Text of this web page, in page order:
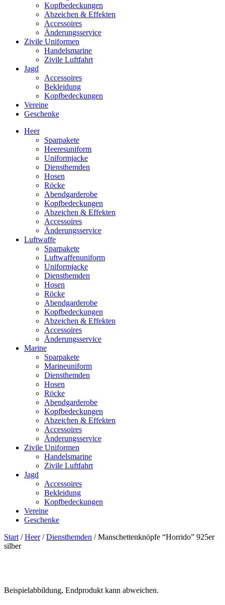
Kopfbedeckungen
Abzeichen & Effekten
Accessoires
Änderungsservice
Zivile Uniformen
Handelsmarine
Zivile Luftfahrt
Jagd
Accessoires
Bekleidung
Kopfbedeckungen
Vereine
Geschenke
Heer
Sparpakete
Heeresuniform
Uniformjacke
Diensthemden
Hosen
Röcke
Abendgarderobe
Kopfbedeckungen
Abzeichen & Effekten
Accessoires
Änderungsservice
Luftwaffe
Sparpakete
Luftwaffenuniform
Uniformjacke
Diensthemden
Hosen
Röcke
Abendgarderobe
Kopfbedeckungen
Abzeichen & Effekten
Accessoires
Änderungsservice
Marine
Sparpakete
Marineuniform
Diensthemden
Hosen
Röcke
Abendgarderobe
Kopfbedeckungen
Abzeichen & Effekten
Accessoires
Änderungsservice
Zivile Uniformen
Handelsmarine
Zivile Luftfahrt
Jagd
Accessoires
Bekleidung
Kopfbedeckungen
Vereine
Geschenke
Start /Heer/Diensthemden / Manschettenknöpfe “Horrido” 925er
silber
Beispielabbildung, Endprodukt kann abweichen.